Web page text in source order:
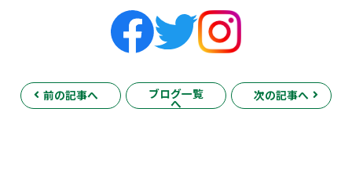
前の記事へ ブログ一覧
へ
次の記事へ